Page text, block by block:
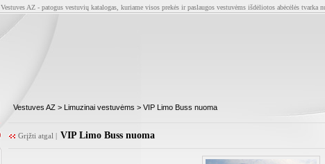
Vestuves AZ - patogus vestuvių katalogas, kuriame visos prekės ir paslaugos vestuvėms išdėliotos abėcėlės tvarka
Vestuves AZ > Limuzinai vestuvėms > VIP Limo Buss nuoma
Grįžti atgal | VIP Limo Buss nuoma